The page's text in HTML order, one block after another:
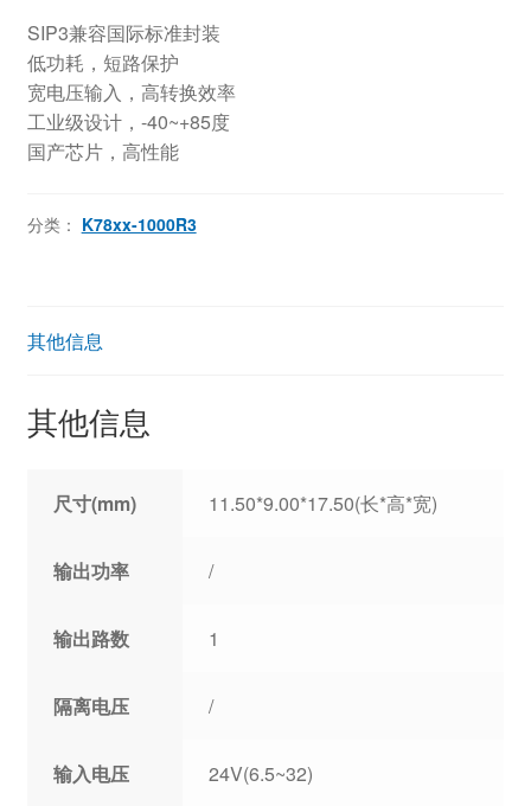
SIP3兼容国际标准封装
低功耗，短路保护
宽电压输入，高转换效率
工业级设计，-40~+85度
国产芯片，高性能
分类： K78xx-1000R3
其他信息
其他信息
尺寸(mm) 11.50*9.00*17.50(长*高*宽)
输出功率 /
输出路数 1
隔离电压 /
输入电压 24V(6.5~32)